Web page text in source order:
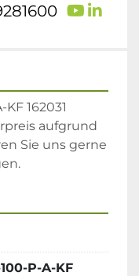
162031
aufgrund
Sie uns gerne
P-A-KF